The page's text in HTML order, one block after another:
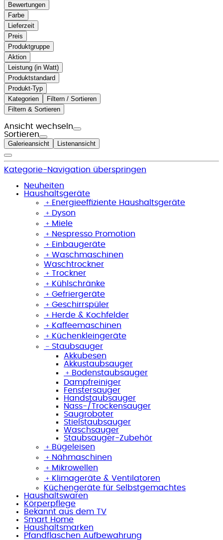
Bewertungen
Farbe
Lieferzeit
Preis
Produktgruppe
Aktion
Leistung (in Watt)
Produktstandard
Produkt-Typ
Kategorien
Filtern / Sortieren
Filtern & Sortieren
Ansicht wechseln
Sortieren
Galerieansicht Listenansicht
Kategorie-Navigation überspringen
Neuheiten
Haushaltsgeräte
﹢ Energieeffiziente Haushaltsgeräte
﹢ Dyson
﹢ Miele
﹢ Nespresso Promotion
﹢ Einbaugeräte
﹢ Waschmaschinen
Waschtrockner
﹢ Trockner
﹢ Kühlschränke
﹢ Gefriergeräte
﹢ Geschirrspüler
﹢ Herde & Kochfelder
﹢ Kaffeemaschinen
﹢ Küchenkleingeräte
﹣ Staubsauger
Akkubesen
Akkustaubsauger
﹢ Bodenstaubsauger
Dampfreiniger
Fenstersauger
Handstaubsauger
Nass-/Trockensauger
Saugroboter
Stielstaubsauger
Waschsauger
Staubsauger-Zubehör
﹢ Bügeleisen
﹢ Nähmaschinen
﹢ Mikrowellen
﹢ Klimageräte & Ventilatoren
Küchengeräte für Selbstgemachtes
Haushaltswaren
Körperpflege
Bekannt aus dem TV
Smart Home
Haushaltsmarken
Pfandflaschen Aufbewahrung